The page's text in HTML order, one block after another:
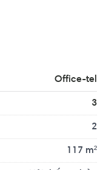
tầng cao có thể
và không gian sống
gia đình.
như: hồ bơi tràn,
đậu xe rộng
Office-tel
3
2
117 m²